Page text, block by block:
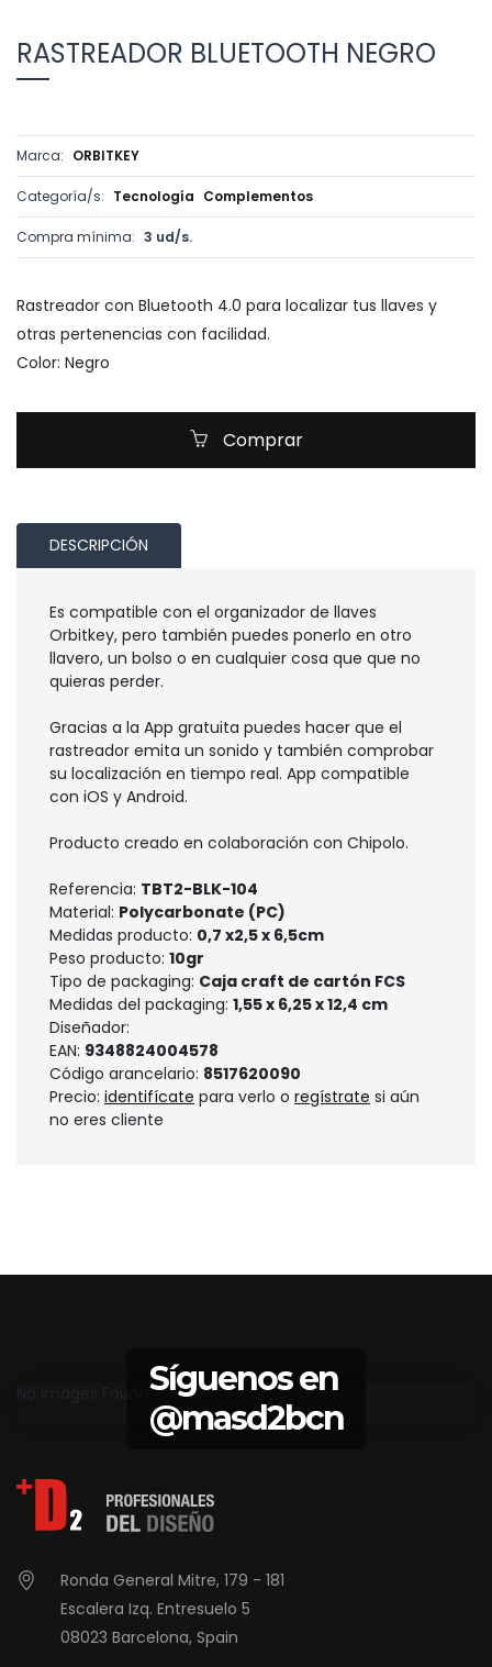
RASTREADOR BLUETOOTH NEGRO
Marca: ORBITKEY
Categoría/s: Tecnología Complementos
Compra mínima: 3 ud/s.
Rastreador con Bluetooth 4.0 para localizar tus llaves y
otras pertenencias con facilidad.
Color: Negro
Comprar
DESCRIPCIÓN
Es compatible con el organizador de llaves
Orbitkey, pero también puedes ponerlo en otro
llavero, un bolso o en cualquier cosa que que no
quieras perder.
Gracias a la App gratuita puedes hacer que el
rastreador emita un sonido y también comprobar
su localización en tiempo real. App compatible
con iOS y Android.
Producto creado en colaboración con Chipolo.
Referencia: TBT2-BLK-104
Material: Polycarbonate (PC)
Medidas producto: 0,7 x2,5 x 6,5cm
Peso producto: 10gr
Tipo de packaging: Caja craft de cartón FCS
Medidas del packaging: 1,55 x 6,25 x 12,4 cm
Diseñador:
EAN: 9348824004578
Código arancelario: 8517620090
Precio: identifícate para verlo o regístrate si aún
no eres cliente
Síguenos en
@masd2bcn
Ronda General Mitre, 179 - 181
Escalera Izq. Entresuelo 5
08023 Barcelona, Spain